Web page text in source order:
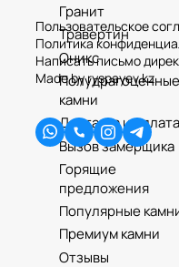
Гранит
Травертин
Оникс
Полудрагоценные
камни
Доставка и оплата
Вызов замерщика
Горящие
предложения
Популярные
Премиум камни
Отзывы
Пользовательское
Политика
Написать письмо
Made by ryspayev.kz